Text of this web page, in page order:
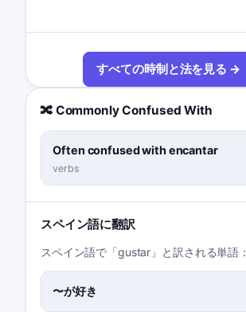
すべての時制と法を見る →
🔀 Commonly Confused With
Often confused with encantar
verbs
スペイン語に翻訳
スペイン語で「gustar」と訳される単語：
〜が好き